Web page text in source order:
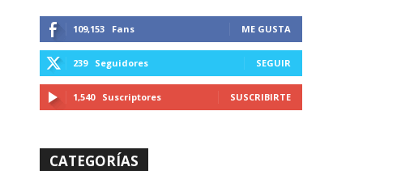
109,153 Fans ME GUSTA
239 Seguidores SEGUIR
1,540 Suscriptores SUSCRIBIRTE
CATEGORÍAS